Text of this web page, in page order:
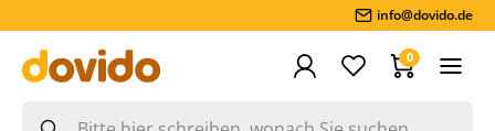
info@dovido.de
0